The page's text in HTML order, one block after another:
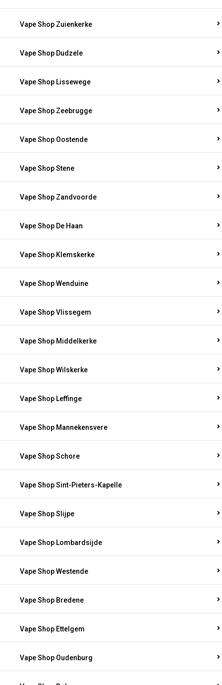
Vape Shop Zuienkerke
Vape Shop Dudzele
Vape Shop Lissewege
Vape Shop Zeebrugge
Vape Shop Oostende
Vape Shop Stene
Vape Shop Zandvoorde
Vape Shop De Haan
Vape Shop Klemskerke
Vape Shop Wenduine
Vape Shop Vlissegem
Vape Shop Middelkerke
Vape Shop Wilskerke
Vape Shop Leffinge
Vape Shop Mannekensvere
Vape Shop Schore
Vape Shop Sint-Pieters-Kapelle
Vape Shop Slijpe
Vape Shop Lombardsijde
Vape Shop Westende
Vape Shop Bredene
Vape Shop Ettelgem
Vape Shop Oudenburg